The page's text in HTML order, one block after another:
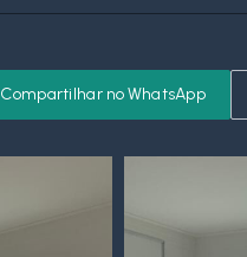
Compartilhar no WhatsApp